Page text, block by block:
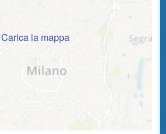
Carica la mappa